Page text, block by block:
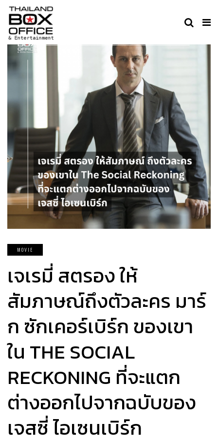
MOVIE
เจเรมี่ สตรอง ให้
สัมภาษณ์ถึงตัวละคร มาร์
ก ซักเคอร์เบิร์ก ของเขา
ใน THE SOCIAL
RECKONING ที่จะแตก
ต่างออกไปจากฉบับของ
เจสซี่ ไอเซนเบิร์ก